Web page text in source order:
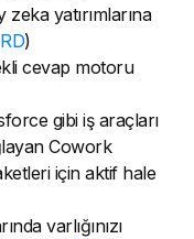
yatırımlarına
RD)
cevap motoru
gibi iş araçları
Cowork
için aktif hale
varlığınızı